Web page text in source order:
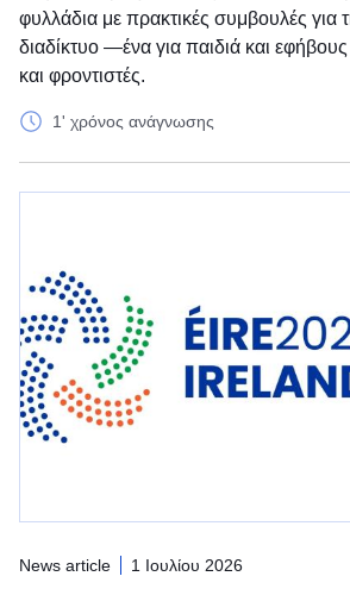
φυλλάδια με πρακτικές συμβουλές για
διαδίκτυο —ένα για παιδιά και εφήβους
και φροντιστές.
1' χρόνος ανάγνωσης
News article 1 Ιουλίου 2026